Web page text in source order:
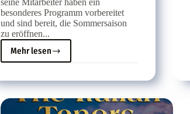
seine Mitarbeiter haben ein
besonderes Programm vorbereitet
und sind bereit, die Sommersaison
zu eröffnen...
Mehr lesen
Yannis
Kotsiras
Freitag,
15.
Juli